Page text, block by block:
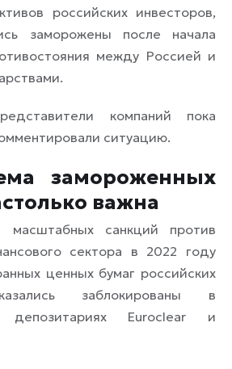
российских инвесторов,
заморожены после начала
между Россией и
компаний пока
ситуацию.
замороженных
важна
масштабных санкций против
сектора в 2022 году
ценных бумаг российских
заблокированы в
депозитариях Euroclear и